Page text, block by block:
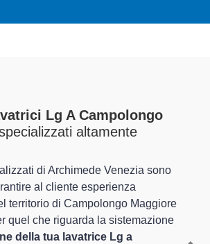
Lg A Campolongo
altamente
di Archimede Venezia sono
al cliente esperienza
territorio di Campolongo Maggiore
quel che riguarda la sistemazione
della tua lavatrice Lg a